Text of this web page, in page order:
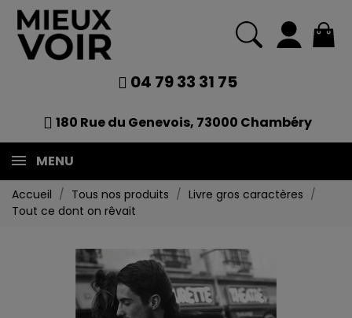
04 79 33 31 75
180 Rue du Genevois, 73000 Chambéry
MENU
Accueil Tous nos produits
Livre gros caractères
Tout ce dont on rêvait